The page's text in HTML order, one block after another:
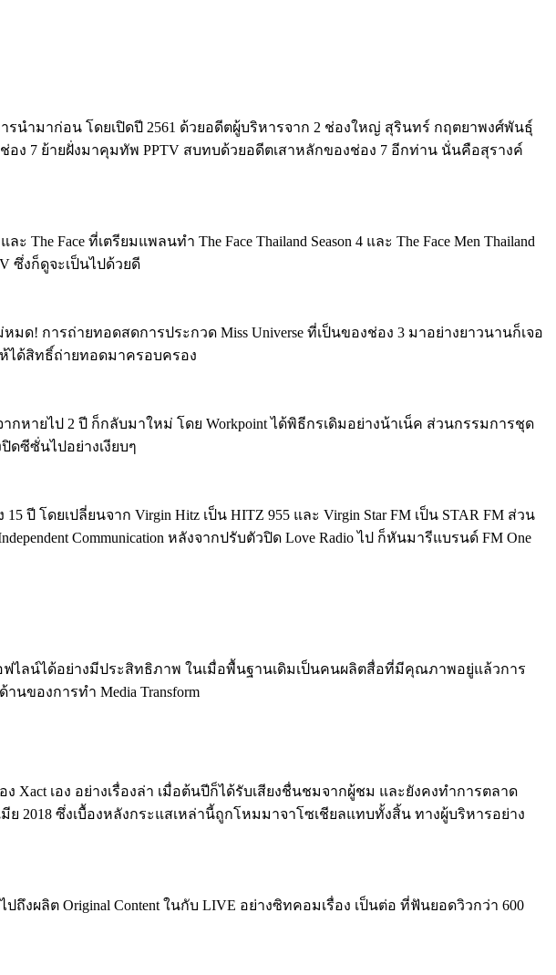
นำมาก่อน โดยเปิดปี 2561 ด้วยอดีตผู้บริหารจาก 2 ช่องใหญ่ สุรินทร์ กฤตยาพงศ์พันธุ์
7 ย้ายฝั่งมาคุมทัพ PPTV สบทบด้วยอดีตเสาหลักของช่อง 7 อีกท่าน นั่นคือสุรางค์
Face ที่เตรียมแพลนทำ The Face Thailand Season 4 และ The Face Men Thailand
ซึ่งก็ดูจะเป็นไปด้วยดี
มด! การถ่ายทอดสดการประกวด Miss Universe ที่เป็นของช่อง 3 มาอย่างยาวนานก็เจอ
ห้ได้สิทธิ์ถ่ายทอดมาครอบครอง
ากหายไป 2 ปี ก็กลับมาใหม่ โดย Workpoint ได้พิธีกรเดิมอย่างน้าเน็ค ส่วนกรรมการชุด
ดซีซั่นไปอย่างเงียบๆ
โดยเปลี่ยนจาก Virgin Hitz เป็น HITZ 955 และ Virgin Star FM เป็น STAR FM ส่วน
Communication หลังจากปรับตัวปิด Love Radio ไป ก็หันมารีแบรนด์ FM One
ไลน์ได้อย่างมีประสิทธิภาพ ในเมื่อพื้นฐานเดิมเป็นคนผลิตสื่อที่มีคุณภาพอยู่แล้วการ
ของการทำ Media Transform
เอง อย่างเรื่องล่า เมื่อต้นปีก็ได้รับเสียงชื่นชมจากผู้ชม และยังคงทำการตลาด
2018 ซึ่งเบื้องหลังกระแสเหล่านี้ถูกโหมมาจาโซเชียลแทบทั้งสิ้น ทางผู้บริหารอย่าง
ผลิต Original Content ในกับ LIVE อย่างซิทคอมเรื่อง เป็นต่อ ที่ฟันยอดวิวกว่า 600